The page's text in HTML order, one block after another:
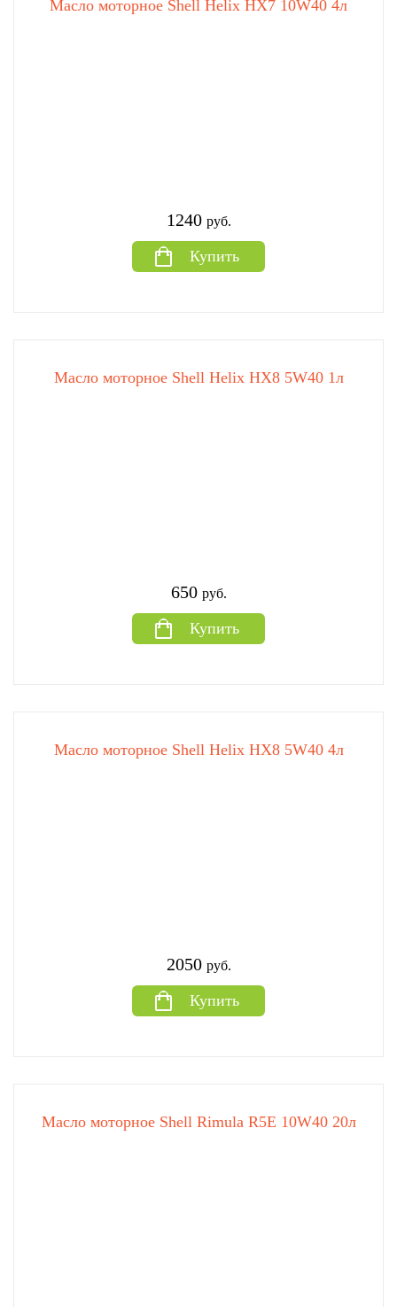
Масло моторное Shell Helix HX7 10W40 4л
1240 руб.
Купить
Масло моторное Shell Helix HX8 5W40 1л
650 руб.
Купить
Масло моторное Shell Helix HX8 5W40 4л
2050 руб.
Купить
Масло моторное Shell Rimula R5E 10W40 20л